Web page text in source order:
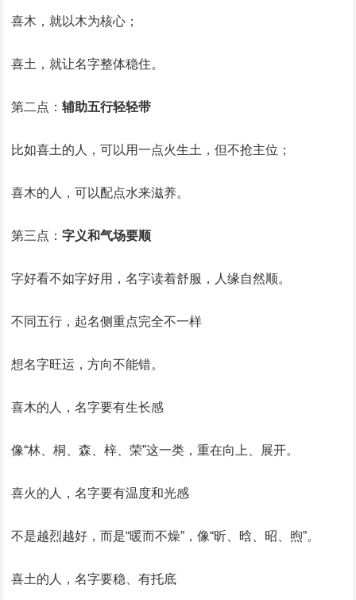
喜木，就以木为核心；
喜土，就让名字整体稳住。
第二点：辅助五行轻轻带
比如喜土的人，可以用一点火生土，但不抢主位；
喜木的人，可以配点水来滋养。
第三点：字义和气场要顺
字好看不如字好用，名字读着舒服，人缘自然顺。
不同五行，起名侧重点完全不一样
想名字旺运，方向不能错。
喜木的人，名字要有生长感
像“林、桐、森、梓、荣”这一类，重在向上、展开。
喜火的人，名字要有温度和光感
不是越烈越好，而是“暖而不燥”，像“昕、晗、昭、煦”。
喜土的人，名字要稳、有托底